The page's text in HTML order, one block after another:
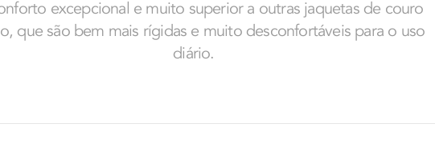
excepcional e muito superior a outras jaquetas de couro
que são bem mais rígidas e muito desconfortáveis para o uso
diário.